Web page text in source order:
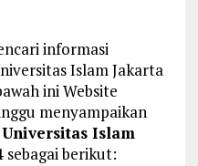
informasi
Islam Jakarta
ini Website
menyampaikan
Islam
sebagai berikut: